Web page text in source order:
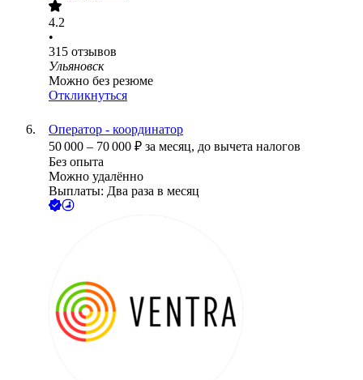
4.2
•
315 отзывов
Ульяновск
Можно без резюме
Откликнуться
Оператор - координатор
50 000 – 70 000 ₽ за месяц, до вычета налогов
Без опыта
Можно удалённо
Выплаты: Два раза в месяц